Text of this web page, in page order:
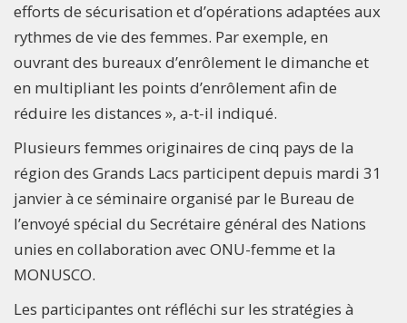
efforts de sécurisation et d’opérations adaptées aux
rythmes de vie des femmes. Par exemple, en
ouvrant des bureaux d’enrôlement le dimanche et
en multipliant les points d’enrôlement afin de
réduire les distances », a-t-il indiqué.
Plusieurs femmes originaires de cinq pays de la
région des Grands Lacs participent depuis mardi 31
janvier à ce séminaire organisé par le Bureau de
l’envoyé spécial du Secrétaire général des Nations
unies en collaboration avec ONU-femme et la
MONUSCO.
Les participantes ont réfléchi sur les stratégies à